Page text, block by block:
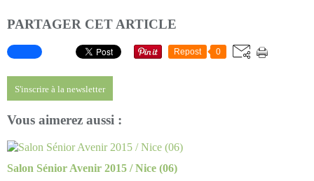
PARTAGER CET ARTICLE
Repost 0
S'inscrire à la newsletter
Vous aimerez aussi :
Salon Sénior Avenir 2015 / Nice (06)